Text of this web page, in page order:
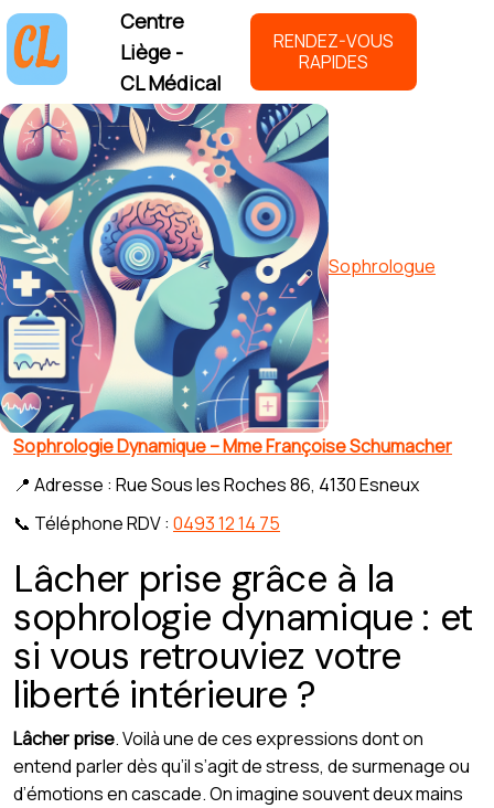
Centre
Liège -
CL Médical
RENDEZ-VOUS
RAPIDES
Sophrologue
Sophrologie Dynamique – Mme Françoise Schumacher
📍 Adresse : Rue Sous les Roches 86, 4130 Esneux
📞 Téléphone RDV : 0493 12 14 75
Lâcher prise grâce à la
sophrologie dynamique : et
si vous retrouviez votre
liberté intérieure ?
Lâcher prise. Voilà une de ces expressions dont on
entend parler dès qu’il s’agit de stress, de surmenage ou
d’émotions en cascade. On imagine souvent deux mains